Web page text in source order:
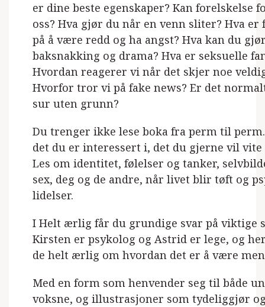
er dine beste egenskaper? Kan forelskelse
oss? Hva gjør du når en venn sliter? Hva
på å være redd og ha angst? Hva kan du
baksnakking og drama? Hva er seksuelle
Hvordan reagerer vi når det skjer noe
Hvorfor tror vi på fake news? Er det
sur uten grunn?
Du trenger ikke lese boka fra perm til perm.
det du er interessert i, det du gjerne vil vite
Les om identitet, følelser og tanker,
sex, deg og de andre, når livet blir tøft og
lidelser.
I Helt ærlig får du grundige svar på viktige
Kirsten er psykolog og Astrid er lege, og
de helt ærlig om hvordan det er å være
Med en form som henvender seg til både
voksne, og illustrasjoner som tydeliggjør